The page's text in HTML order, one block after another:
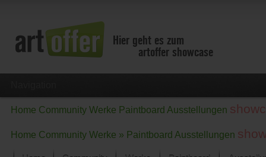
Hier geht es zum
artoffer showcase
Home Community Werke Paintboard Ausstellungen
Home Community Werke » Paintboard Ausstellungen